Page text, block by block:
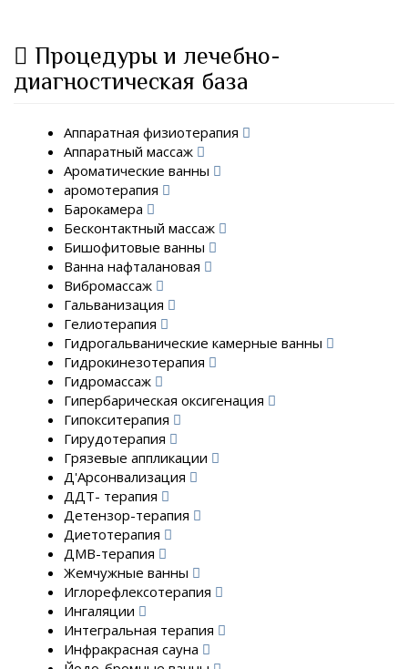
Процедуры и лечебно-
диагностическая база
Аппаратная физиотерапия
Аппаратный массаж
Ароматические ванны
аромотерапия
Барокамера
Бесконтактный массаж
Бишофитовые ванны
Ванна нафталановая
Вибромассаж
Гальванизация
Гелиотерапия
Гидрогальванические камерные ванны
Гидрокинезотерапия
Гидромассаж
Гипербарическая оксигенация
Гипокситерапия
Гирудотерапия
Грязевые аппликации
Д'Арсонвализация
ДДТ- терапия
Детензор-терапия
Диетотерапия
ДМВ-терапия
Жемчужные ванны
Иглорефлексотерапия
Ингаляции
Интегральная терапия
Инфракрасная сауна